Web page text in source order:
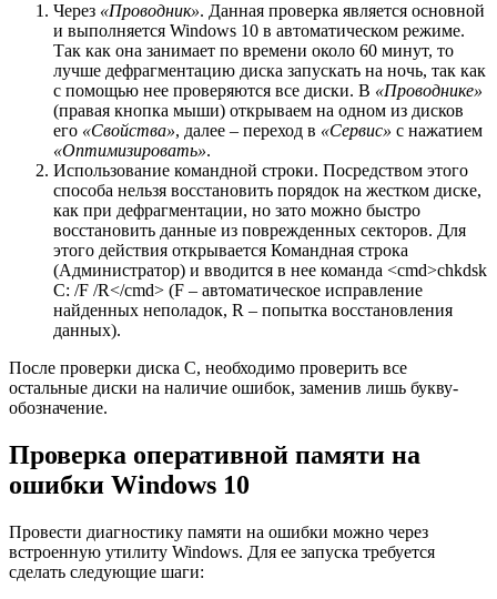
Через «Проводник». Данная проверка является основной
и выполняется Windows 10 в автоматическом режиме.
Так как она занимает по времени около 60 минут, то
лучше дефрагментацию диска запускать на ночь, так как
с помощью нее проверяются все диски. В «Проводнике»
(правая кнопка мыши) открываем на одном из дисков
его «Свойства», далее – переход в «Сервис» с нажатием
«Оптимизировать».
Использование командной строки. Посредством этого
способа нельзя восстановить порядок на жестком диске,
как при дефрагментации, но зато можно быстро
восстановить данные из поврежденных секторов. Для
этого действия открывается Командная строка
(Администратор) и вводится в нее команда <cmd>chkdsk
C: /F /R</cmd> (F – автоматическое исправление
найденных неполадок, R – попытка восстановления
данных).
После проверки диска C, необходимо проверить все
остальные диски на наличие ошибок, заменив лишь букву-
обозначение.
Проверка оперативной памяти на
ошибки Windows 10
Провести диагностику памяти на ошибки можно через
встроенную утилиту Windows. Для ее запуска требуется
сделать следующие шаги: